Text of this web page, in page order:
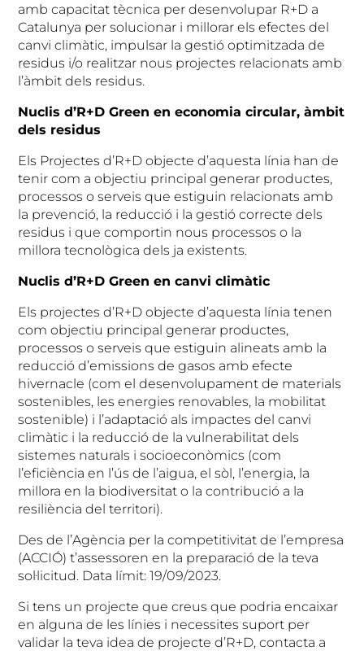
amb capacitat tècnica per desenvolupar R+D a
Catalunya per solucionar i millorar els efectes del
canvi climàtic, impulsar la gestió optimitzada de
residus i/o realitzar nous projectes relacionats amb
l’àmbit dels residus.
Nuclis d’R+D Green en economia circular, àmbit
dels residus
Els Projectes d’R+D objecte d’aquesta línia han de
tenir com a objectiu principal generar productes,
processos o serveis que estiguin relacionats amb
la prevenció, la reducció i la gestió correcte dels
residus i que comportin nous processos o la
millora tecnològica dels ja existents.
Nuclis d’R+D Green en canvi climàtic
Els projectes d’R+D objecte d’aquesta línia tenen
com objectiu principal generar productes,
processos o serveis que estiguin alineats amb la
reducció d’emissions de gasos amb efecte
hivernacle (com el desenvolupament de materials
sostenibles, les energies renovables, la mobilitat
sostenible) i l’adaptació als impactes del canvi
climàtic i la reducció de la vulnerabilitat dels
sistemes naturals i socioeconòmics (com
l’eficiència en l’ús de l’aigua, el sòl, l’energia, la
millora en la biodiversitat o la contribució a la
resiliència del territori).
Des de l’Agència per la competitivitat de l’empresa
(ACCIÓ) t’assessoren en la preparació de la teva
sol·licitud. Data límit: 19/09/2023.
Si tens un projecte que creus que podria encaixar
en alguna de les línies i necessites suport per
validar la teva idea de projecte d’R+D, contacta a